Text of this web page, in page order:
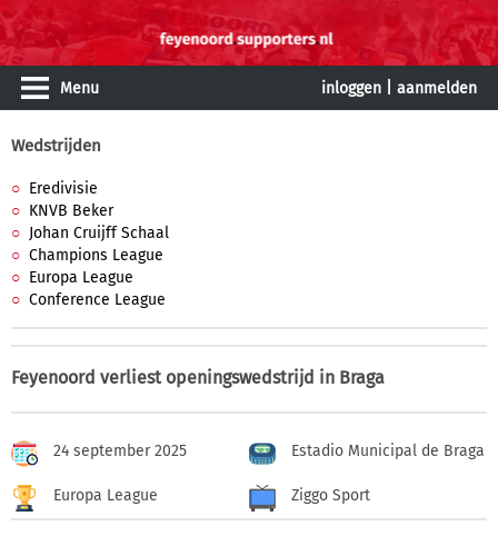
Menu inloggen aanmelden
Wedstrijden
Eredivisie
KNVB Beker
Johan Cruijff Schaal
Champions League
Europa League
Conference League
Feyenoord verliest openingswedstrijd in Braga
24 september 2025 Estadio Municipal de Braga
Europa League Ziggo Sport